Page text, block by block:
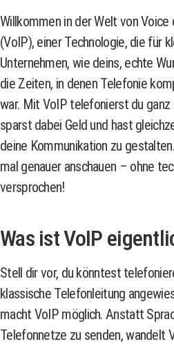
Willkommen in der Welt von
(VoIP), einer Technologie, die für
Unternehmen, wie deins, echte
die Zeiten, in denen Telefonie
war. Mit VoIP telefonierst du
sparst dabei Geld und hast
deine Kommunikation zu
mal genauer anschauen – ohne
versprochen!
Was ist VoIP
Stell dir vor, du könntest
klassische Telefonleitung
macht VoIP möglich. Anstatt
Telefonnetze zu senden, wandelt